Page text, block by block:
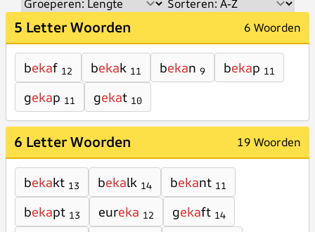
5 Letter Woorden 6 Woorden
bekaf 12 bekak 11 bekan 9 bekap 11
gekap 11 gekat 10
6 Letter Woorden 19 Woorden
bekakt 13 bekalk 14 bekant 11
bekapt 13 eureka 12 gekaft 14